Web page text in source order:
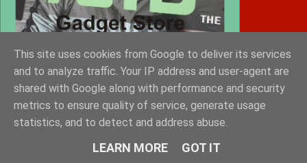
This site uses cookies from Google to deliver its services
and to analyze traffic. Your IP address and user-agent are
shared with Google along with performance and security
metrics to ensure quality of service, generate usage
statistics, and to detect and address abuse.
LEARN MORE GOT IT